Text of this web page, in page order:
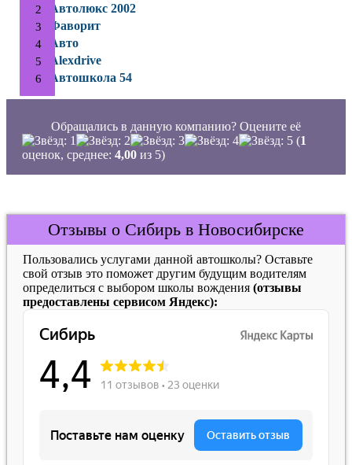
Автолюкс 2002
Фаворит
Авто
Alexdrive
Автошкола 54
Обращались в данную компанию? Оцените её
(1
оценок, среднее: 4,00 из 5)
Отзывы о Сибирь в Новосибирске
Пользовались услугами данной автошколы? Оставьте
свой отзыв это поможет другим будущим водителям
определиться с выбором школы вождения (отзывы
предоставлены сервисом Яндекс):